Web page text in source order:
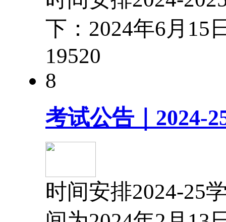
下：2024年6月15
19520
8
考试公告｜2024-
时间安排2024-25